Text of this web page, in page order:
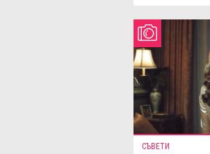
СЪВЕТИ